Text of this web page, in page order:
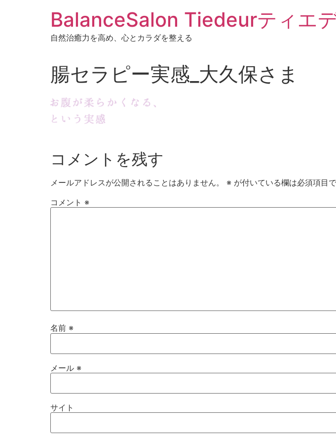
BalanceSalon Tiedeurティエ
自然治癒力を高め、心とカラダを整える
腸セラピー実感_大久保さま
コメントを残す
メールアドレスが公開されることはありません。 ※ が付いている欄は必須項目
コメント ※
名前 ※
メール ※
サイト